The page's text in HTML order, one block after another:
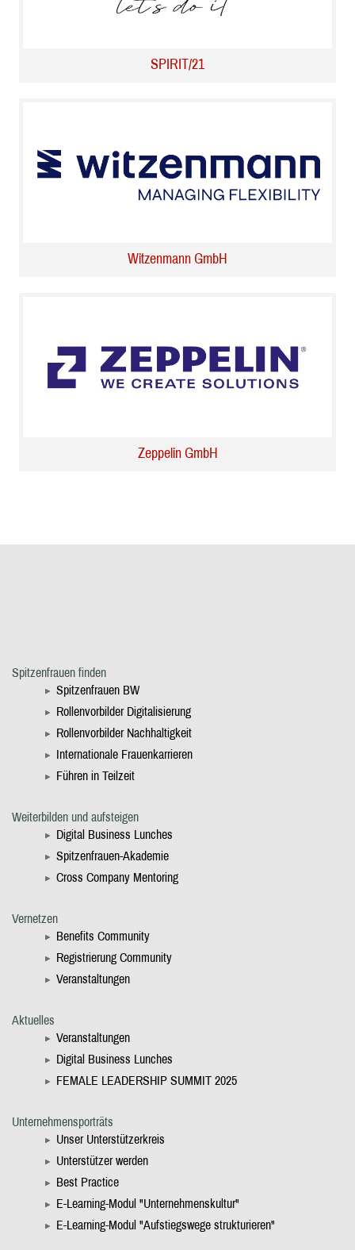
SPIRIT/21
Witzenmann GmbH
Zeppelin GmbH
Spitzenfrauen finden
Spitzenfrauen BW
Rollenvorbilder Digitalisierung
Rollenvorbilder Nachhaltigkeit
Internationale Frauenkarrieren
Führen in Teilzeit
Weiterbilden und aufsteigen
Digital Business Lunches
Spitzenfrauen-Akademie
Cross Company Mentoring
Vernetzen
Benefits Community
Registrierung Community
Veranstaltungen
Aktuelles
Veranstaltungen
Digital Business Lunches
FEMALE LEADERSHIP SUMMIT 2025
Unternehmensporträts
Unser Unterstützerkreis
Unterstützer werden
Best Practice
E-Learning-Modul "Unternehmenskultur"
E-Learning-Modul "Aufstiegswege strukturieren"